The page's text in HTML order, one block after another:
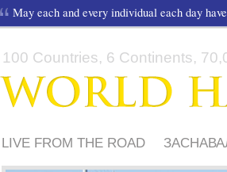
May each and every individual each day
100 Countries, 6 Continents,
LIVE FROM THE ROAD
ШКОЛЫ І ДЗЕЦІ